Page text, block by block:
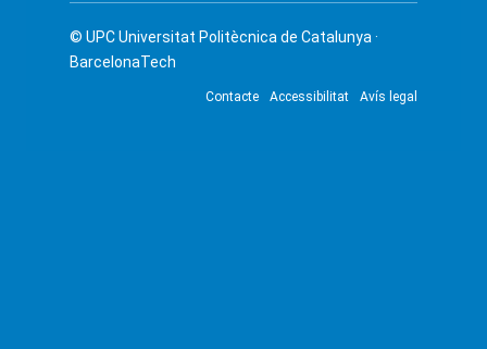
© UPCUniversitat Politècnica de Catalunya ·
BarcelonaTech
Contacte Accessibilitat Avís legal